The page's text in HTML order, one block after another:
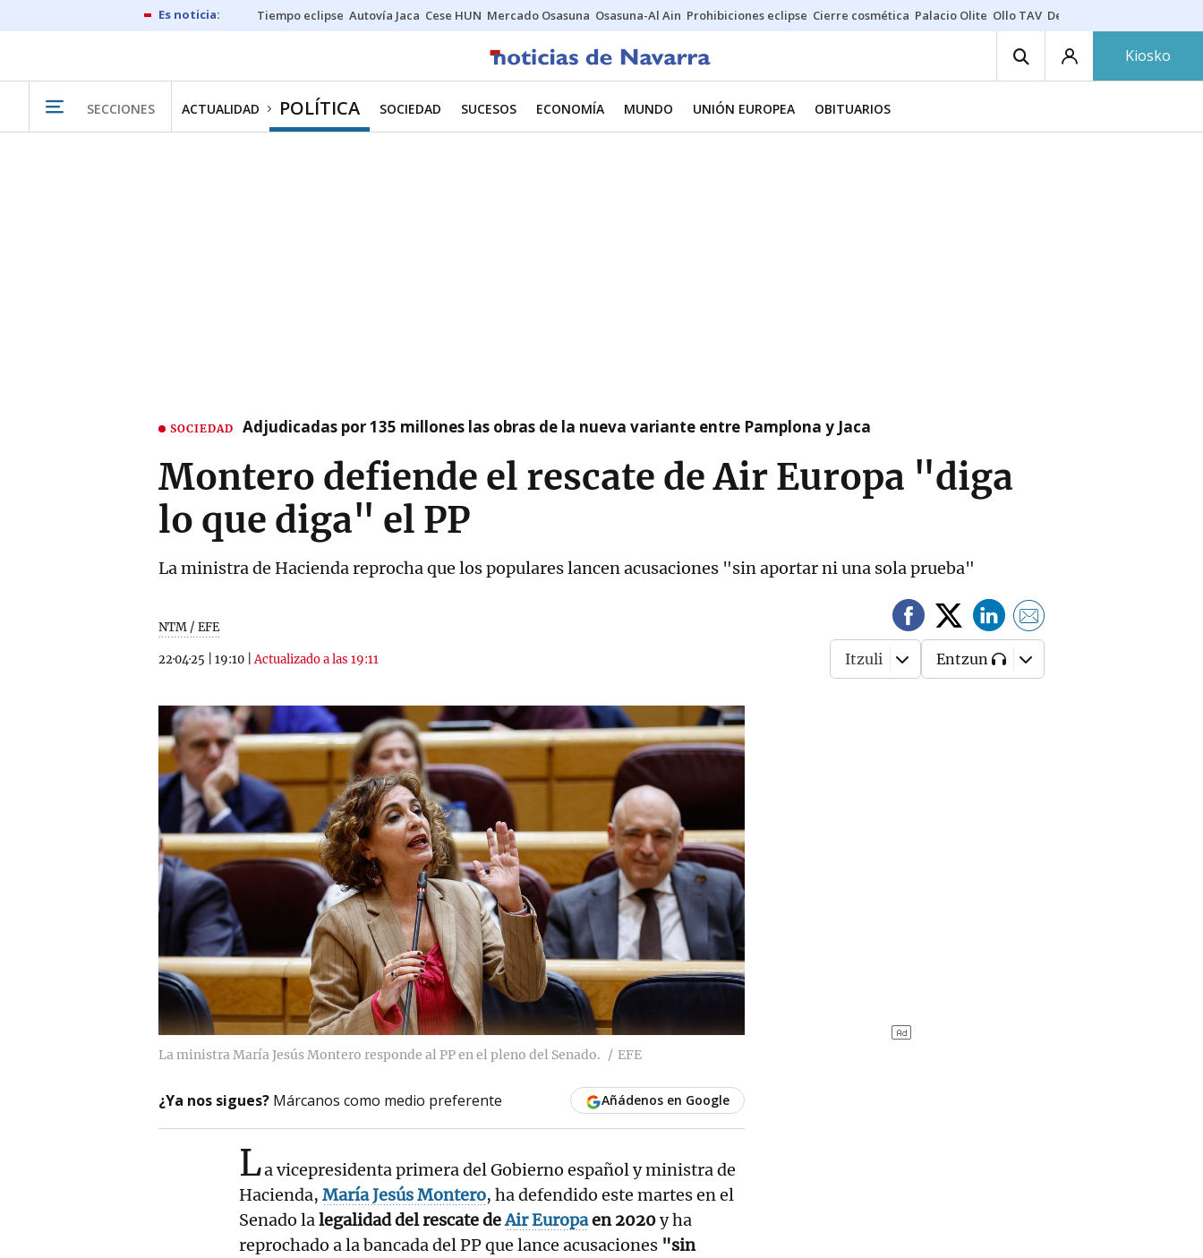
Tiempo eclipse Autovía Jaca Cese HUN Mercado Osasuna Osasuna-Al Ain Prohibiciones eclipse Cierre cosmética Palacio Olite Ollo TAV Derrama vecinos
Kiosko
SECCIONES ACTUALIDAD POLÍTICA SOCIEDAD SUCESOS ECONOMÍA MUNDO UNIÓN EUROPEA OBITUARIOS
SOCIEDAD Adjudicadas por 135 millones las obras de la nueva variante entre Pamplona y Jaca
Montero defiende el rescate de Air Europa "diga
lo que diga" el PP
La ministra de Hacienda reprocha que los populares lancen acusaciones "sin aportar ni una sola prueba"
NTM / EFE
22·04·25 19:10 |Actualizado a las 19:11 Itzuli Entzun
La ministra María Jesús Montero responde al PP en el pleno del Senado. EFE
¿Ya nos sigues? Márcanos como medio preferente Añádenos en Google
La vicepresidenta primera del Gobierno español y ministra de
Hacienda, María Jesús Montero, ha defendido este martes en el
Senado lalegalidad del rescate deAir Europaen 2020y ha
reprochado a la bancada del PP que lance acusaciones "sin